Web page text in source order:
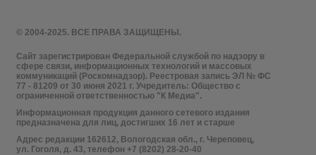
© 2004-2025. ВСЕ ПРАВА ЗАЩИЩЕНЫ.
Сайт зарегистрирован Федеральной службой по надзору в
сфере связи, информационных технологий и массовых
коммуникаций (Роскомнадзор). Реестровая запись ЭЛ № ФС
77 - 81209 от 30 июня 2021 г. Учредитель: Общество с
ограниченной ответственностью "К Медиа".
Информационная продукция данного сетевого издания
предназначена для лиц, достигших 16 лет и старше
Адрес редакции 162612, Вологодская обл., г. Череповец,
ул. Гоголя, д. 43, телефон +7 (8202) 28-20-40